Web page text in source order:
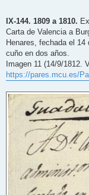
IX-144. 1809 a 1810.
Carta de Valencia a
Henares, fechada el
cuño en dos años.
Imagen 11 (14/9/1812.
https://pares.mcu.es/